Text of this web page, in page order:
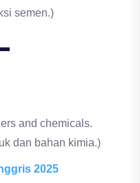
semen.)
and chemicals.
dan bahan kimia.)
2025